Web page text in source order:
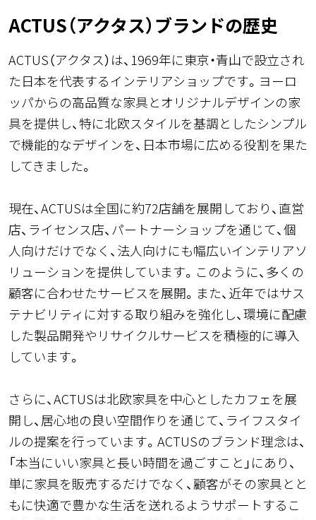
ACTUS（アクタス）ブランドの歴史
ACTUS（アクタス）は、1969年に東京・青山で設立され
た日本を代表するインテリアショップです。ヨーロ
ッパからの高品質な家具とオリジナルデザインの家
具を提供し、特に北欧スタイルを基調としたシンプル
で機能的なデザインを、日本市場に広める役割を果た
してきました。
現在、ACTUSは全国に約72店舗を展開しており、直営
店、ライセンス店、パートナーショップを通じて、個
人向けだけでなく、法人向けにも幅広いインテリアソ
リューションを提供しています。このように、多くの
顧客に合わせたサービスを展開。また、近年ではサス
テナビリティに対する取り組みを強化し、環境に配慮
した製品開発やリサイクルサービスを積極的に導入
しています。
さらに、ACTUSは北欧家具を中心としたカフェを展
開し、居心地の良い空間作りを通じて、ライフスタイ
ルの提案を行っています。ACTUSのブランド理念は、
「本当にいい家具と長い時間を過ごすこと」にあり、
単に家具を販売するだけでなく、顧客がその家具とと
もに快適で豊かな生活を送れるようサポートするこ